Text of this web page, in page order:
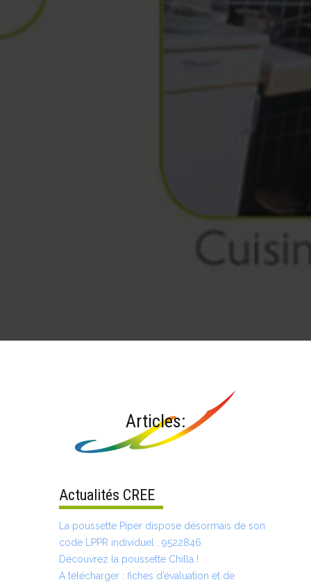
Articles:
Actualités CREE
La poussette Piper dispose désormais de son
code LPPR individuel : 9522846
Découvrez la poussette Chilla !
A télécharger : fiches d’évaluation et de